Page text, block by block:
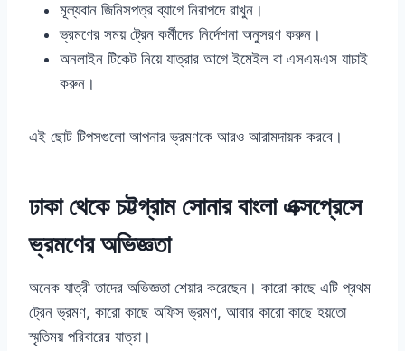
মূল্যবান জিনিসপত্র ব্যাগে নিরাপদে রাখুন।
ভ্রমণের সময় ট্রেন কর্মীদের নির্দেশনা অনুসরণ করুন।
অনলাইন টিকেট নিয়ে যাত্রার আগে ইমেইল বা এসএমএস যাচাই
করুন।
এই ছোট টিপসগুলো আপনার ভ্রমণকে আরও আরামদায়ক করবে।
ঢাকা থেকে চট্টগ্রাম সোনার বাংলা এক্সপ্রেসে
ভ্রমণের অভিজ্ঞতা
অনেক যাত্রী তাদের অভিজ্ঞতা শেয়ার করেছেন। কারো কাছে এটি প্রথম
ট্রেন ভ্রমণ, কারো কাছে অফিস ভ্রমণ, আবার কারো কাছে হয়তো
স্মৃতিময় পরিবারের যাত্রা।